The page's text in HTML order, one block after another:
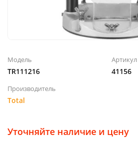
Модель
TR111216
Артикул
41156
Производитель
Total
Уточняйте наличие и цену